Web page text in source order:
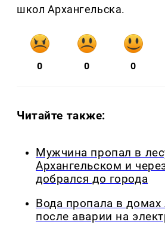
школ Архангельска.
0 0 0
Читайте также:
Мужчина пропал в
Архангельском и
добрался до города
Вода пропала в домах
после аварии на